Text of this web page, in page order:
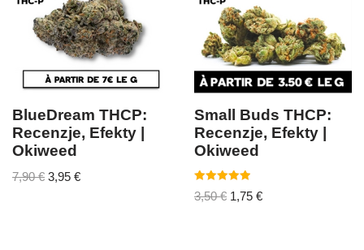
BlueDream THCP:
Recenzje, Efekty |
Okiweed
7,90€ 3,95 €
Small Buds THCP:
Recenzje, Efekty |
Okiweed
Oceniono
5.00
3,50€ 1,75 €